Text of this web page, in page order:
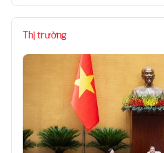
Thị trường